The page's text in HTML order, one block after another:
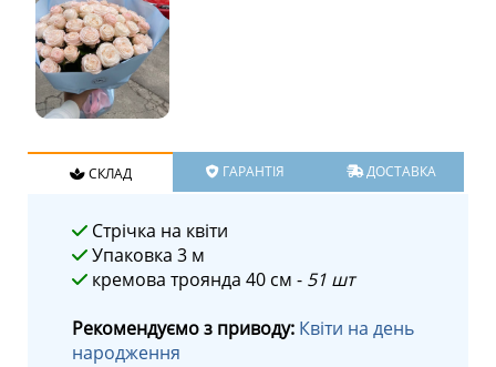
СКЛАД ГАРАНТІЯ ДОСТАВКА
Стрічка на квіти
Упаковка 3 м
кремова троянда 40 см - 51 шт
Рекомендуємо з приводу: Квіти на день
народження